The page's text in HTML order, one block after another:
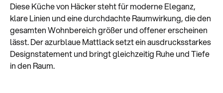
Diese Küche von Häcker steht für moderne Eleganz,
klare Linien und eine durchdachte Raumwirkung, die den
gesamten Wohnbereich größer und offener erscheinen
lässt. Der azurblaue Mattlack setzt ein ausdrucksstarkes
Designstatement und bringt gleichzeitig Ruhe und Tiefe
in den Raum.